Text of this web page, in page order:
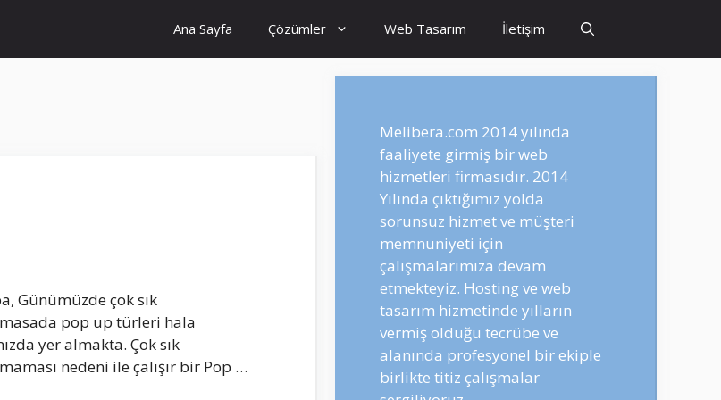
Ana Sayfa Çözümler Web Tasarım İletişim
Günümüzde çok sık
pop up türleri hala
yer almakta. Çok sık
nedeni ile çalışır bir Pop …
Melibera.com 2014 yılında
faaliyete girmiş bir web
hizmetleri firmasıdır. 2014
Yılında çıktığımız yolda
sorunsuz hizmet ve müşteri
memnuniyeti için
çalışmalarımıza devam
etmekteyiz. Hosting ve web
tasarım hizmetinde yılların
vermiş olduğu tecrübe ve
alanında profesyonel bir ekiple
birlikte titiz çalışmalar